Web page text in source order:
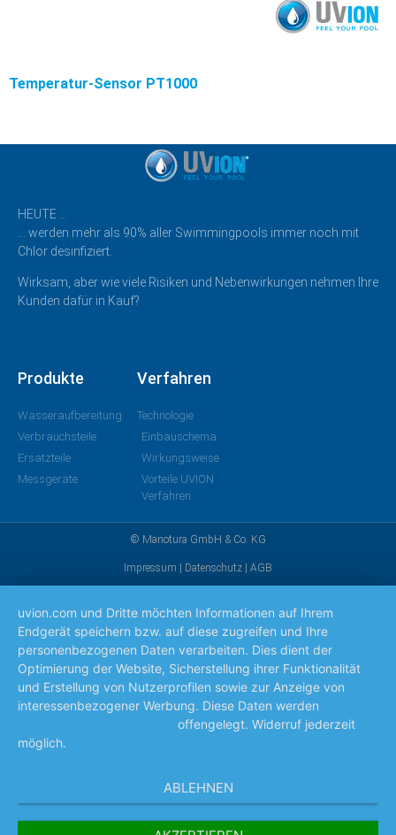
Temperatur-Sensor PT1000
HEUTE …
… werden mehr als 90% aller Swimmingpools immer noch mit
Chlor desinfiziert.
Wirksam, aber wie viele Risiken und Nebenwirkungen nehmen Ihre
Kunden dafür in Kauf?
Produkte
Wasseraufbereitung
Verbrauchsteile
Ersatzteile
Messgeräte
Verfahren
Technologie
Einbauschema
Wirkungsweise
Vorteile UVION
Verfahren
© Manotura GmbH & Co. KG
Impressum | Datenschutz | AGB
uvion.com und Dritte möchten Informationen auf Ihrem
Endgerät speichern bzw. auf diese zugreifen und Ihre
personenbezogenen Daten verarbeiten. Dies dient der
Optimierung der Website, Sicherstellung ihrer Funktionalität
und Erstellung von Nutzerprofilen sowie zur Anzeige von
interessenbezogener Werbung. Diese Daten werden
offengelegt. Widerruf jederzeit
möglich.
ABLEHNEN